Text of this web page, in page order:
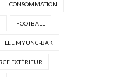
CONSOMMATION
FOOTBALL
LEE MYUNG-BAK
EXTÉRIEUR